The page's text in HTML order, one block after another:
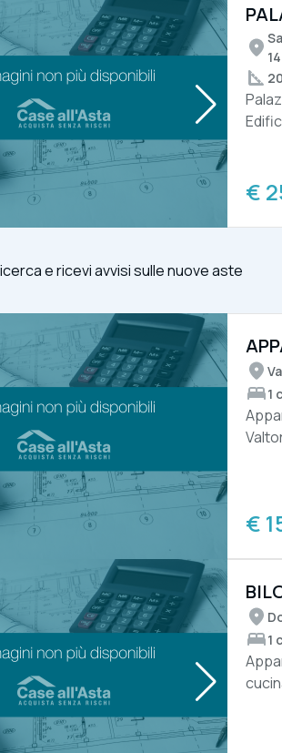
€
14
e ricevi avvisi sulle nuove aste
€
1
1